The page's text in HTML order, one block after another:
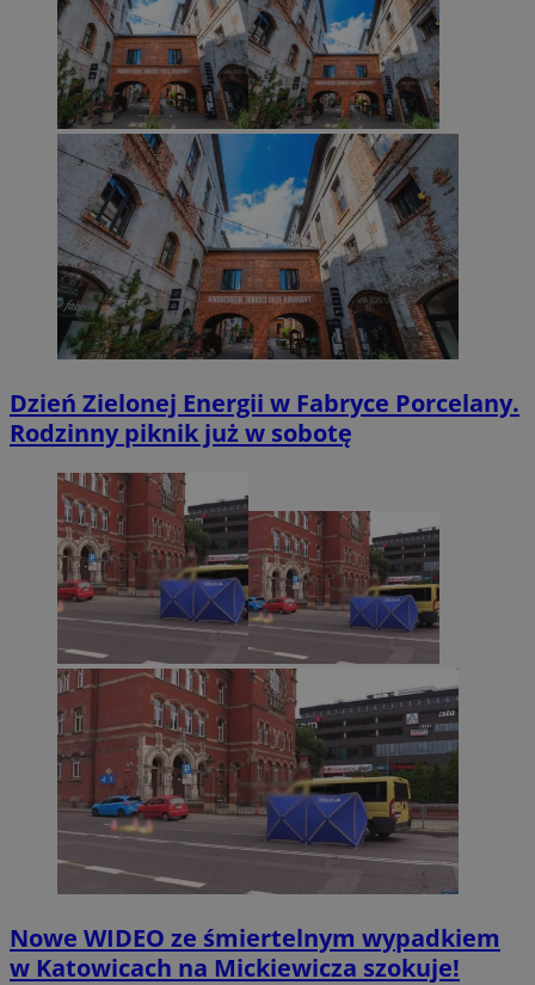
Dzień Zielonej Energii w Fabryce Porcelany.
Rodzinny piknik już w sobotę
Nowe WIDEO ze śmiertelnym wypadkiem
w Katowicach na Mickiewicza szokuje!